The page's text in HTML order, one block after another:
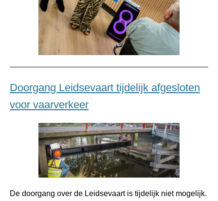
Doorgang Leidsevaart tijdelijk afgesloten
voor vaarverkeer
De doorgang over de Leidsevaart is tijdelijk niet mogelijk.